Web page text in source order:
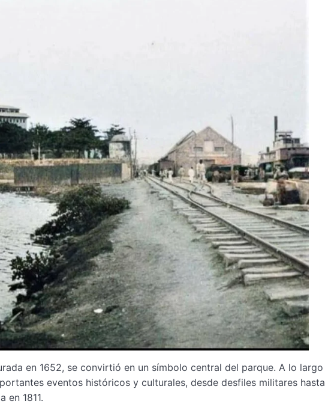
en 1652, se convirtió en un símbolo central del parque. A lo largo
eventos históricos y culturales, desde desfiles militares hasta
en 1811.